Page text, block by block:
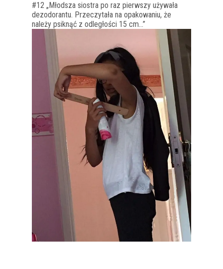
#12 „Młodsza siostra po raz pierwszy używała
dezodorantu. Przeczytała na opakowaniu, że
należy psiknąć z odległości 15 cm…”